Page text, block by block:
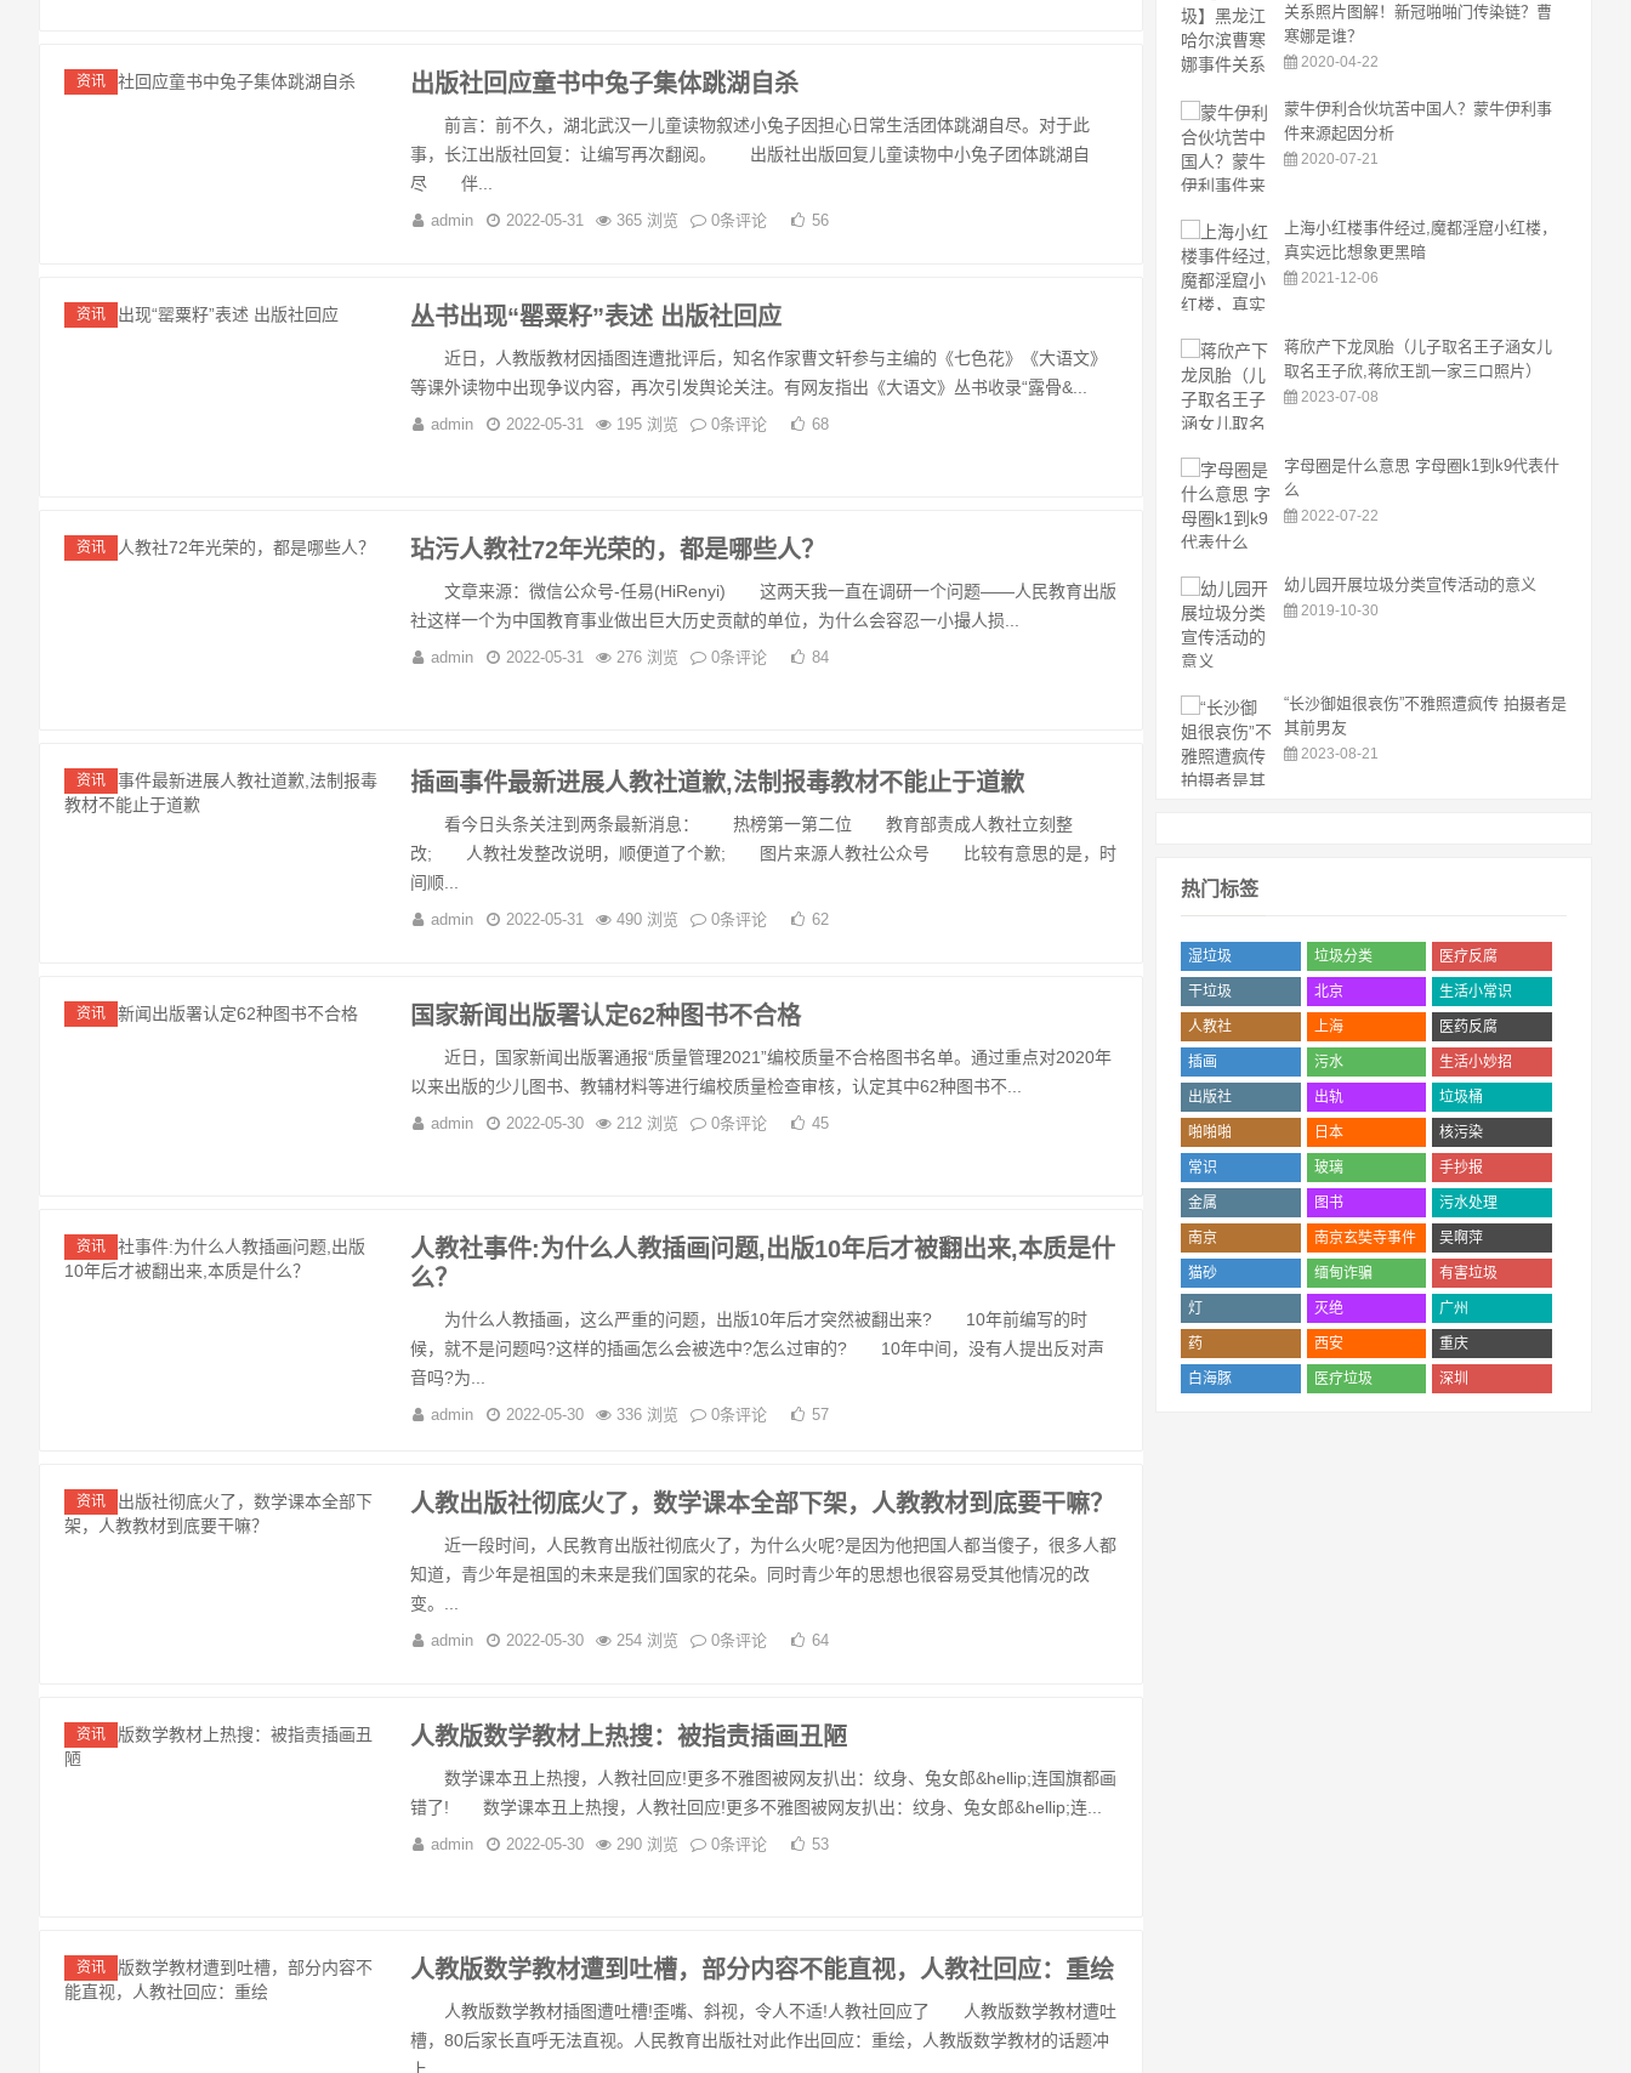
资讯 出版社回应童书中兔子集体跳湖自杀
前言：前不久，湖北武汉一儿童读物叙述小兔子因担心日常生活团体跳湖自尽。对于此
事，长江出版社回复：让编写再次翻阅。 出版社出版回复儿童读物中小兔子团体跳湖自
尽 伴...
admin 2022-05-31 365 浏览 0条评论 56
资讯 丛书出现“罂粟籽”表述 出版社回应
近日，人教版教材因插图连遭批评后，知名作家曹文轩参与主编的《七色花》《大语文》
等课外读物中出现争议内容，再次引发舆论关注。有网友指出《大语文》丛书收录“露骨&...
admin 2022-05-31 195 浏览 0条评论 68
资讯 玷污人教社72年光荣的，都是哪些人？
文章来源：微信公众号-任易(HiRenyi) 这两天我一直在调研一个问题——人民教育出版
社这样一个为中国教育事业做出巨大历史贡献的单位，为什么会容忍一小撮人损...
admin 2022-05-31 276 浏览 0条评论 84
资讯 插画事件最新进展人教社道歉,法制报毒教材不能止于道歉
看今日头条关注到两条最新消息： 热榜第一第二位 教育部责成人教社立刻整
改; 人教社发整改说明，顺便道了个歉; 图片来源人教社公众号 比较有意思的是，时
间顺...
admin 2022-05-31 490 浏览 0条评论 62
资讯 国家新闻出版署认定62种图书不合格
近日，国家新闻出版署通报“质量管理2021”编校质量不合格图书名单。通过重点对2020年
以来出版的少儿图书、教辅材料等进行编校质量检查审核，认定其中62种图书不...
admin 2022-05-30 212 浏览 0条评论 45
资讯
人教社事件:为什么人教插画问题,出版10年后才被翻出来,本质是什
么？
为什么人教插画，这么严重的问题，出版10年后才突然被翻出来? 10年前编写的时
候，就不是问题吗?这样的插画怎么会被选中?怎么过审的? 10年中间，没有人提出反对声
音吗?为...
admin 2022-05-30 336 浏览 0条评论 57
资讯 人教出版社彻底火了，数学课本全部下架，人教教材到底要干嘛？
近一段时间，人民教育出版社彻底火了，为什么火呢?是因为他把国人都当傻子，很多人都
知道，青少年是祖国的未来是我们国家的花朵。同时青少年的思想也很容易受其他情况的改
变。...
admin 2022-05-30 254 浏览 0条评论 64
资讯 人教版数学教材上热搜：被指责插画丑陋
数学课本丑上热搜，人教社回应!更多不雅图被网友扒出：纹身、兔女郎&hellip;连国旗都画
错了! 数学课本丑上热搜，人教社回应!更多不雅图被网友扒出：纹身、兔女郎&hellip;连...
admin 2022-05-30 290 浏览 0条评论 53
资讯 人教版数学教材遭到吐槽，部分内容不能直视，人教社回应：重绘
人教版数学教材插图遭吐槽!歪嘴、斜视，令人不适!人教社回应了 人教版数学教材遭吐
槽，80后家长直呼无法直视。人民教育出版社对此作出回应：重绘，人教版数学教材的话题冲
关系照片图解！新冠啪啪门传染链？曹
寒娜是谁？
2020-04-22
蒙牛伊利合伙坑苦中国人？蒙牛伊利事
件来源起因分析
2020-07-21
上海小红楼事件经过,魔都淫窟小红楼，
真实远比想象更黑暗
2021-12-06
蒋欣产下龙凤胎（儿子取名王子涵女儿
取名王子欣,蒋欣王凯一家三口照片）
2023-07-08
字母圈是什么意思 字母圈k1到k9代表什
么
2022-07-22
幼儿园开展垃圾分类宣传活动的意义
2019-10-30
“长沙御姐很哀伤”不雅照遭疯传 拍摄者是
其前男友
2023-08-21
热门标签
湿垃圾
('.$bqr['num'].')
垃圾分类
('.$bqr['num'].')
医疗反腐
('.$bqr['num'].')
干垃圾
('.$bqr['num'].')
北京
('.$bqr['num'].')
生活小常识
('.$bqr['num'].')
人教社
('.$bqr['num'].')
上海
('.$bqr['num'].')
医药反腐
('.$bqr['num'].')
插画
('.$bqr['num'].')
污水
('.$bqr['num'].')
生活小妙招
('.$bqr['num'].')
出版社
('.$bqr['num'].')
出轨
('.$bqr['num'].')
垃圾桶
('.$bqr['num'].')
啪啪啪
('.$bqr['num'].')
日本
('.$bqr['num'].')
核污染
('.$bqr['num'].')
常识
('.$bqr['num'].')
玻璃
('.$bqr['num'].')
手抄报
('.$bqr['num'].')
金属
('.$bqr['num'].')
图书
('.$bqr['num'].')
污水处理
('.$bqr['num'].')
南京
('.$bqr['num'].')
南京玄奘寺事件
('.$bqr['num'].')
吴啊萍
('.$bqr['num'].')
猫砂
('.$bqr['num'].')
缅甸诈骗
('.$bqr['num'].')
有害垃圾
('.$bqr['num'].')
灯
('.$bqr['num'].')
灭绝
('.$bqr['num'].')
广州
('.$bqr['num'].')
药
('.$bqr['num'].')
西安
('.$bqr['num'].')
重庆
('.$bqr['num'].')
白海豚
医疗垃圾
深圳